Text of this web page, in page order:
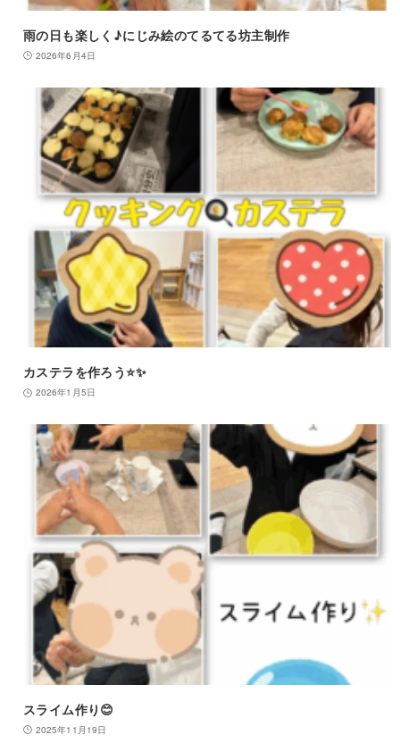
雨の日も楽しく♪にじみ絵のてるてる坊主制作
2026年6月4日
カステラを作ろう⭐️✨
2026年1月5日
スライム作り😊
2025年11月19日